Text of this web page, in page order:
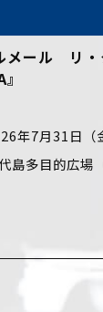
好評開催中！
時
2026年5月
場
新潟市新